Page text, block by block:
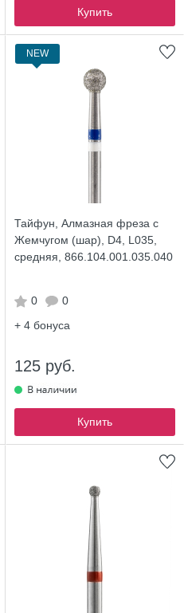
Купить
NEW
Тайфун, Алмазная фреза с
Жемчугом (шар), D4, L035,
средняя, 866.104.001.035.040
0
0
+ 4 бонуса
125 руб.
Купить